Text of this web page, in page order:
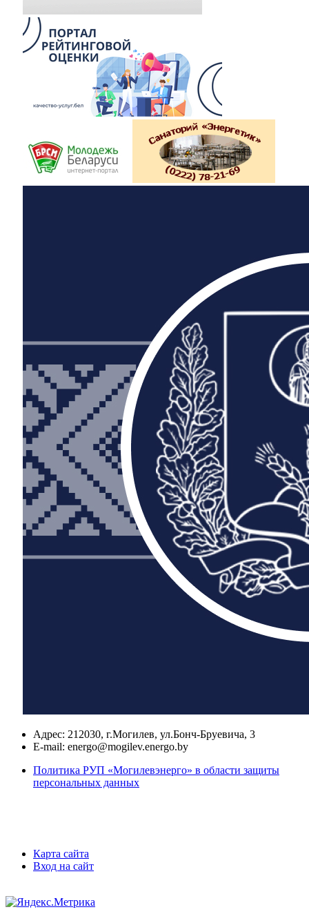
Адрес: 212030, г.Могилев, ул.Бонч-Бруевича, 3
E-mail: energo@mogilev.energo.by
Политика РУП «Могилевэнерго» в области защиты
персональных данных
Карта сайта
Вход на сайт